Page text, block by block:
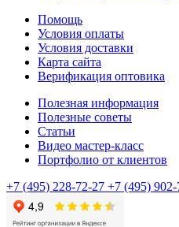
Помощь
Условия оплаты
Условия доставки
Карта сайта
Верификация оптовика
Полезная информация
Полезные советы
Статьи
Видео мастер-класс
Портфолио от клиентов
+7 (495) 228-72-27 +7 (495)